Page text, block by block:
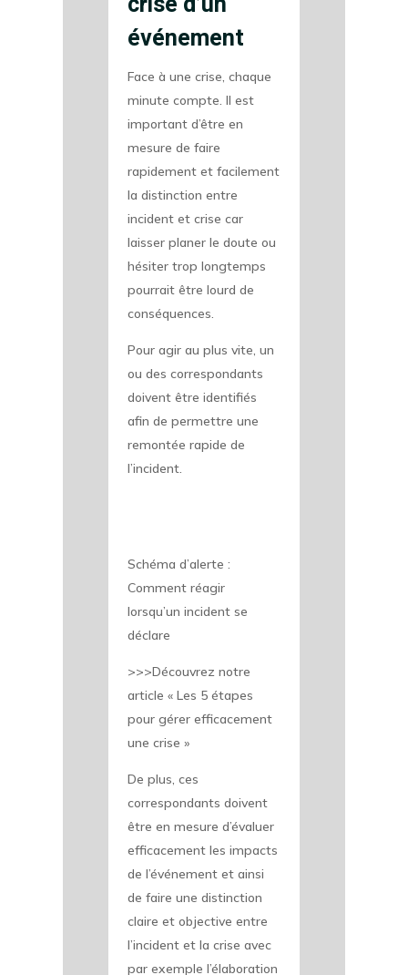
événement
Face à une crise, chaque
minute compte. Il est
important d’être en
mesure de faire
rapidement et facilement
la distinction entre
incident et crise car
laisser planer le doute ou
hésiter trop longtemps
pourrait être lourd de
conséquences.
Pour agir au plus vite, un
ou des correspondants
doivent être identifiés
afin de permettre une
remontée rapide de
l’incident.
Schéma d’alerte :
Comment réagir
lorsqu’un incident se
déclare
>>>Découvrez notre
article « Les 5 étapes
pour gérer efficacement
une crise »
De plus, ces
correspondants doivent
être en mesure d’évaluer
efficacement les impacts
de l’événement et ainsi
de faire une distinction
claire et objective entre
l’incident et la crise avec
par exemple l’élaboration